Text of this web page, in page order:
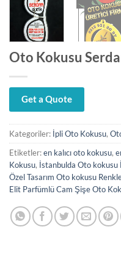
Oto Kokusu
Get a Quote
Kategoriler: İpli Oto Kokusu,
Etiketler:en kalıcı oto kokusu,
Kokusu, İstanbulda Oto kokusu
Özel Tasarım Oto kokusu
Elit Parfümlü Cam Şişe Oto